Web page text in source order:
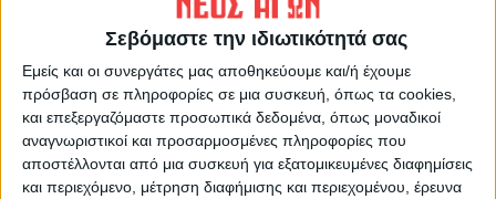
Σεβόμαστε την ιδιωτικότητά σας
Εμείς και οι συνεργάτες μας αποθηκεύουμε και/ή έχουμε
πρόσβαση σε πληροφορίες σε μια συσκευή, όπως τα cookies,
και επεξεργαζόμαστε προσωπικά δεδομένα, όπως μοναδικοί
αναγνωριστικοί και προσαρμοσμένες πληροφορίες που
αποστέλλονται από μια συσκευή για εξατομικευμένες διαφημίσεις
και περιεχόμενο, μέτρηση διαφήμισης και περιεχομένου, έρευνα
Καρδίτσας Κωνσταντίνoς Τσιώλης.
Προανάκριση για τα αίτια της φωτιάς
διενεργεί το ανακριτικό της Πυροσβεστικής.
Τελευταίες Ειδήσεις Σήμερα